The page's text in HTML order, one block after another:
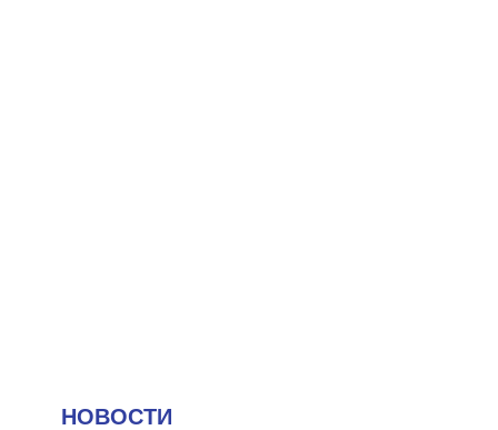
НОВОСТИ